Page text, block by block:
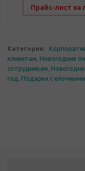
Прайс-лист на
Категории:
клиентам, Новогодние
сотрудникам,
год , Подарки с